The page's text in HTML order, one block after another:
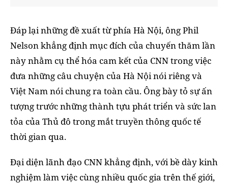
Đáp lại những đề xuất từ phía Hà Nội, ông Phil
Nelson khẳng định mục đích của chuyến thăm lần
này nhằm cụ thể hóa cam kết của CNN trong việc
đưa những câu chuyện của Hà Nội nói riêng và
Việt Nam nói chung ra toàn cầu. Ông bày tỏ sự ấn
tượng trước những thành tựu phát triển và sức lan
tỏa của Thủ đô trong mắt truyền thông quốc tế
thời gian qua.
Đại diện lãnh đạo CNN khẳng định, với bề dày kinh
nghiệm làm việc cùng nhiều quốc gia trên thế giới,